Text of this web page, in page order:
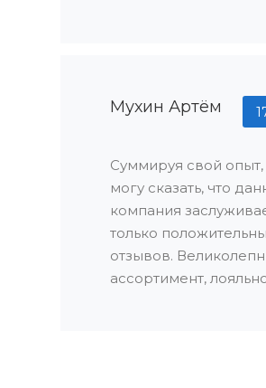
оперативность
сотрудников
быстро наслаждаться
новой дверью.
Мухин Артём
Суммируя свой опыт,
могу сказать, что
компания
только
отзывов.
ассортимент,